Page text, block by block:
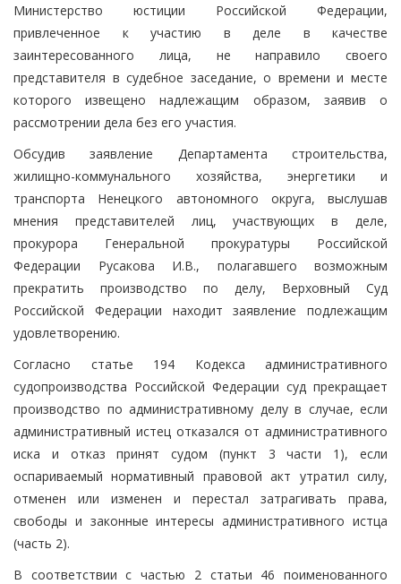
Министерство юстиции Российской Федерации,
привлеченное к участию в деле в качестве
заинтересованного лица, не направило своего
представителя в судебное заседание, о времени и месте
которого извещено надлежащим образом, заявив о
рассмотрении дела без его участия.
Обсудив заявление Департамента строительства,
жилищно-коммунального хозяйства, энергетики и
транспорта Ненецкого автономного округа, выслушав
мнения представителей лиц, участвующих в деле,
прокурора Генеральной прокуратуры Российской
Федерации Русакова И.В., полагавшего возможным
прекратить производство по делу, Верховный Суд
Российской Федерации находит заявление подлежащим
удовлетворению.
Согласно статье 194 Кодекса административного
судопроизводства Российской Федерации суд прекращает
производство по административному делу в случае, если
административный истец отказался от административного
иска и отказ принят судом (пункт 3 части 1), если
оспариваемый нормативный правовой акт утратил силу,
отменен или изменен и перестал затрагивать права,
свободы и законные интересы административного истца
(часть 2).
В соответствии с частью 2 статьи 46 поименованного